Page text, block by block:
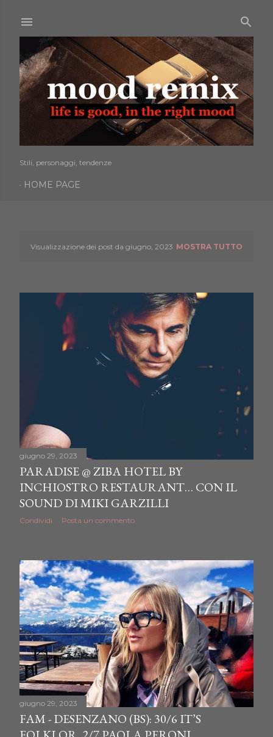
Stili, personaggi, tendenze
HOME PAGE
Visualizzazione dei post da giugno, 2023 MOSTRA TUTTO
giugno 29, 2023
PARADISE @ ZIBA HOTEL BY
INCHIOSTRO RESTAURANT… CON IL
SOUND DI MIKI GARZILLI
Condividi Posta un commento
giugno 29, 2023
FAM - DESENZANO (BS): 30/6 IT’S